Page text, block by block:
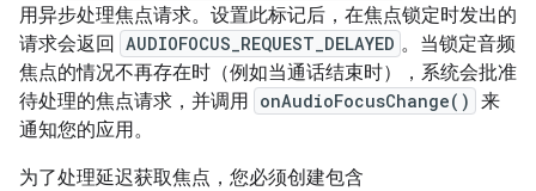
用异步处理焦点请求。设置此标记后，在焦点锁定时发出的
请求会返回
AUDIOFOCUS_REQUEST_DELAYED 。当锁定音频
焦点的情况不再存在时（例如当通话结束时），系统会批准
待处理的焦点请求，并调用 onAudioFocusChange() 来
通知您的应用。
为了处理延迟获取焦点，您必须创建包含